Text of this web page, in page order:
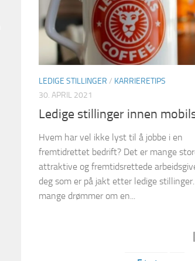
LEDIGE STILLINGER / KARRIERETIPS
30. APRIL 2021
Ledige stillinger innen
Hvem har vel ikke lyst til å jobbe i en
fremtidrettet bedrift? Det er mange
attraktive og fremtidsrettede
deg som er på jakt etter ledige
mange drømmer om en...